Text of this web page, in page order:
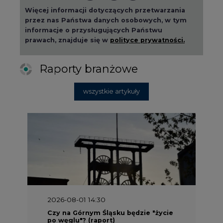
Więcej informacji dotyczących przetwarzania
przez nas Państwa danych osobowych, w tym
informacje o przysługujących Państwu
prawach, znajduje się w polityce prywatności.
Raporty branżowe
wszystkie artykuły
2026-08-01 14:30
Czy na Górnym Śląsku będzie "życie
po węglu"? (raport)